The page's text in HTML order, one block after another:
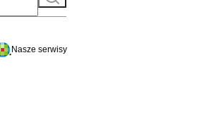
Nasze serwisy